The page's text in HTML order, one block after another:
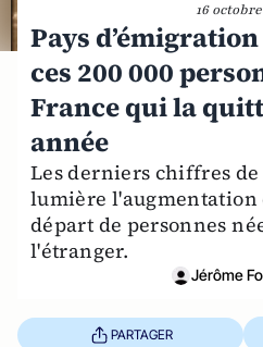
16 octobre
Pays
ces 200 000
France qui la
année
Les derniers chiffres
lumière l'augmentation
départ de personnes
l'étranger.
Jérôme
PARTAGER